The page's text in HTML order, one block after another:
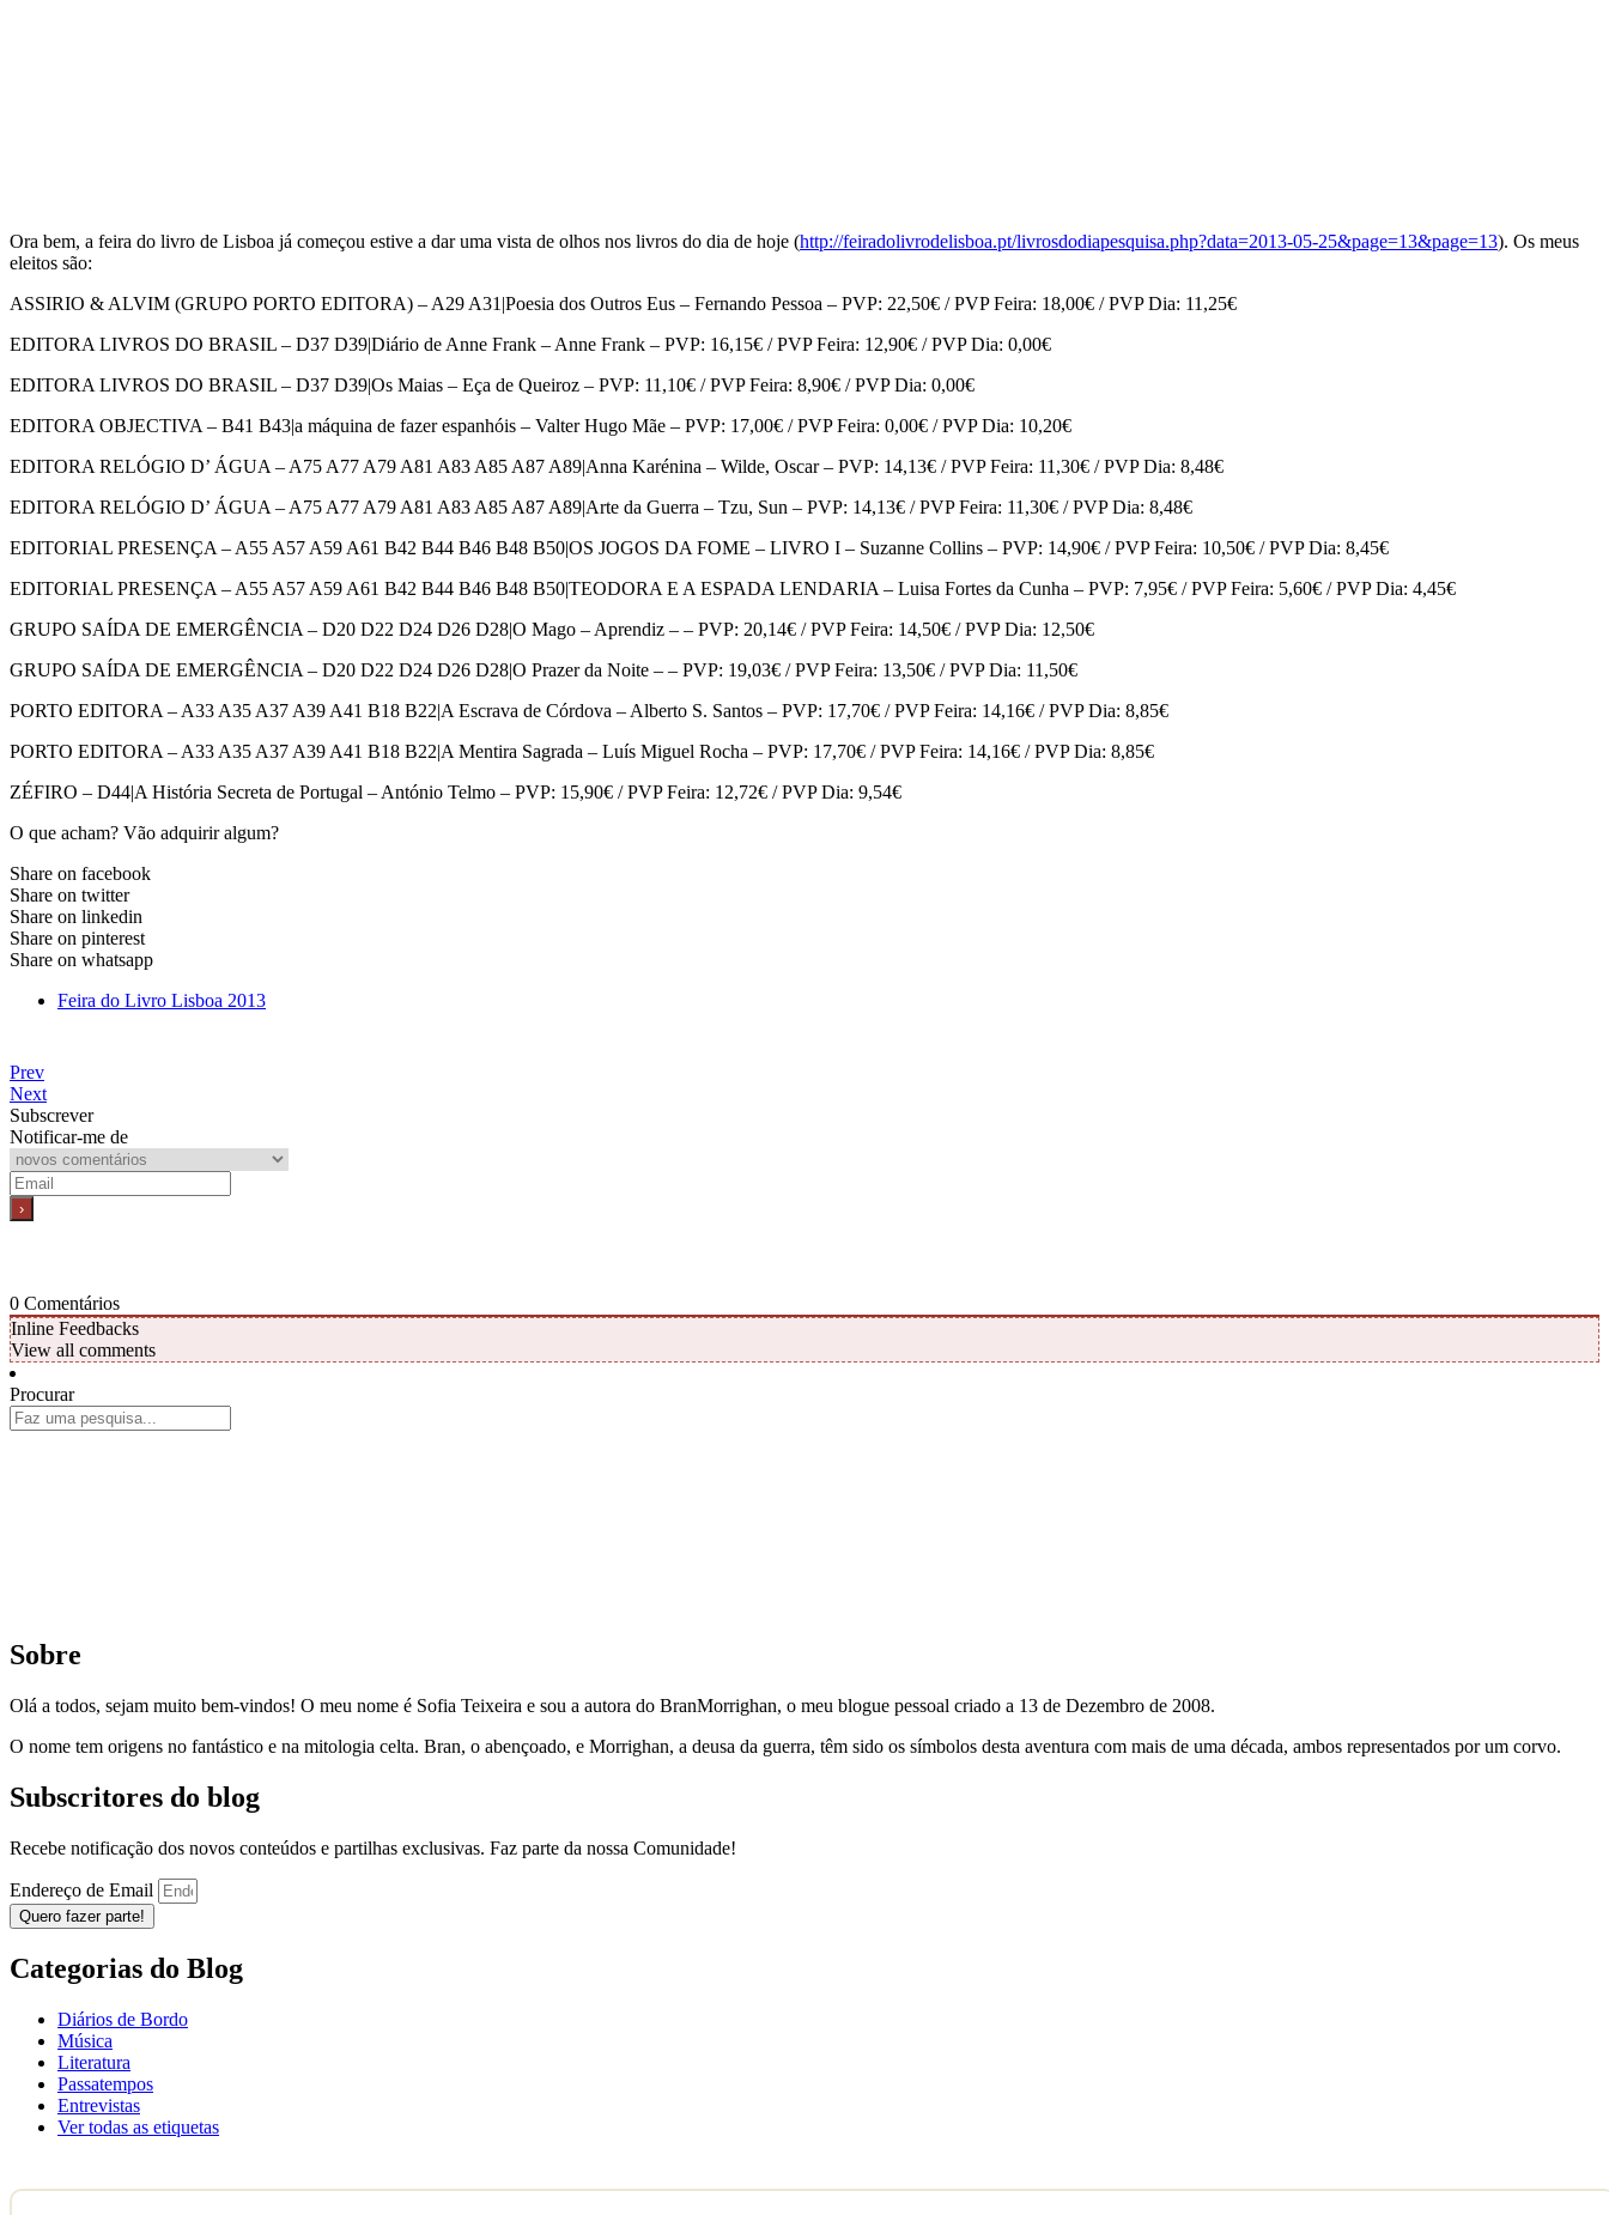
Ora bem, a feira do livro de Lisboa já começou estive a dar uma vista de olhos nos livros do dia de hoje (http://feiradolivrodelisboa.pt/livrosdodiapesquisa.php?data=2013-05-25&page=13&page=13). Os meus
eleitos são:
ASSIRIO & ALVIM (GRUPO PORTO EDITORA) – A29 A31|Poesia dos Outros Eus – Fernando Pessoa – PVP: 22,50€ / PVP Feira: 18,00€ / PVP Dia: 11,25€
EDITORA LIVROS DO BRASIL – D37 D39|Diário de Anne Frank – Anne Frank – PVP: 16,15€ / PVP Feira: 12,90€ / PVP Dia: 0,00€
EDITORA LIVROS DO BRASIL – D37 D39|Os Maias – Eça de Queiroz – PVP: 11,10€ / PVP Feira: 8,90€ / PVP Dia: 0,00€
EDITORA OBJECTIVA – B41 B43|a máquina de fazer espanhóis – Valter Hugo Mãe – PVP: 17,00€ / PVP Feira: 0,00€ / PVP Dia: 10,20€
EDITORA RELÓGIO D’ ÁGUA – A75 A77 A79 A81 A83 A85 A87 A89|Anna Karénina – Wilde, Oscar – PVP: 14,13€ / PVP Feira: 11,30€ / PVP Dia: 8,48€
EDITORA RELÓGIO D’ ÁGUA – A75 A77 A79 A81 A83 A85 A87 A89|Arte da Guerra – Tzu, Sun – PVP: 14,13€ / PVP Feira: 11,30€ / PVP Dia: 8,48€
EDITORIAL PRESENÇA – A55 A57 A59 A61 B42 B44 B46 B48 B50|OS JOGOS DA FOME – LIVRO I – Suzanne Collins – PVP: 14,90€ / PVP Feira: 10,50€ / PVP Dia: 8,45€
EDITORIAL PRESENÇA – A55 A57 A59 A61 B42 B44 B46 B48 B50|TEODORA E A ESPADA LENDARIA – Luisa Fortes da Cunha – PVP: 7,95€ / PVP Feira: 5,60€ / PVP Dia: 4,45€
GRUPO SAÍDA DE EMERGÊNCIA – D20 D22 D24 D26 D28|O Mago – Aprendiz – – PVP: 20,14€ / PVP Feira: 14,50€ / PVP Dia: 12,50€
GRUPO SAÍDA DE EMERGÊNCIA – D20 D22 D24 D26 D28|O Prazer da Noite – – PVP: 19,03€ / PVP Feira: 13,50€ / PVP Dia: 11,50€
PORTO EDITORA – A33 A35 A37 A39 A41 B18 B22|A Escrava de Córdova – Alberto S. Santos – PVP: 17,70€ / PVP Feira: 14,16€ / PVP Dia: 8,85€
PORTO EDITORA – A33 A35 A37 A39 A41 B18 B22|A Mentira Sagrada – Luís Miguel Rocha – PVP: 17,70€ / PVP Feira: 14,16€ / PVP Dia: 8,85€
ZÉFIRO – D44|A História Secreta de Portugal – António Telmo – PVP: 15,90€ / PVP Feira: 12,72€ / PVP Dia: 9,54€
O que acham? Vão adquirir algum?
Share on facebook
Share on twitter
Share on linkedin
Share on pinterest
Share on whatsapp
Feira do Livro Lisboa 2013
Prev
Next
Subscrever
Notificar-me de
0 Comentários
Inline Feedbacks
View all comments
Procurar
Sobre
Olá a todos, sejam muito bem-vindos! O meu nome é Sofia Teixeira e sou a autora do BranMorrighan, o meu blogue pessoal criado a 13 de Dezembro de 2008.
O nome tem origens no fantástico e na mitologia celta. Bran, o abençoado, e Morrighan, a deusa da guerra, têm sido os símbolos desta aventura com mais de uma década, ambos representados por um corvo.
Subscritores do blog
Recebe notificação dos novos conteúdos e partilhas exclusivas. Faz parte da nossa Comunidade!
Endereço de Email
Quero fazer parte!
Categorias do Blog
Diários de Bordo
Música
Literatura
Passatempos
Entrevistas
Ver todas as etiquetas